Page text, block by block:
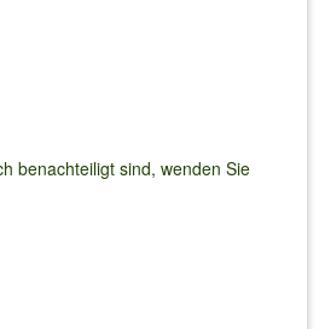
benachteiligt sind, wenden Sie